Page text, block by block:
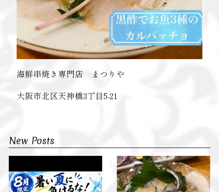
海鮮串焼き専門店 まつりや
大阪市北区天神橋3丁目5-21
New Posts